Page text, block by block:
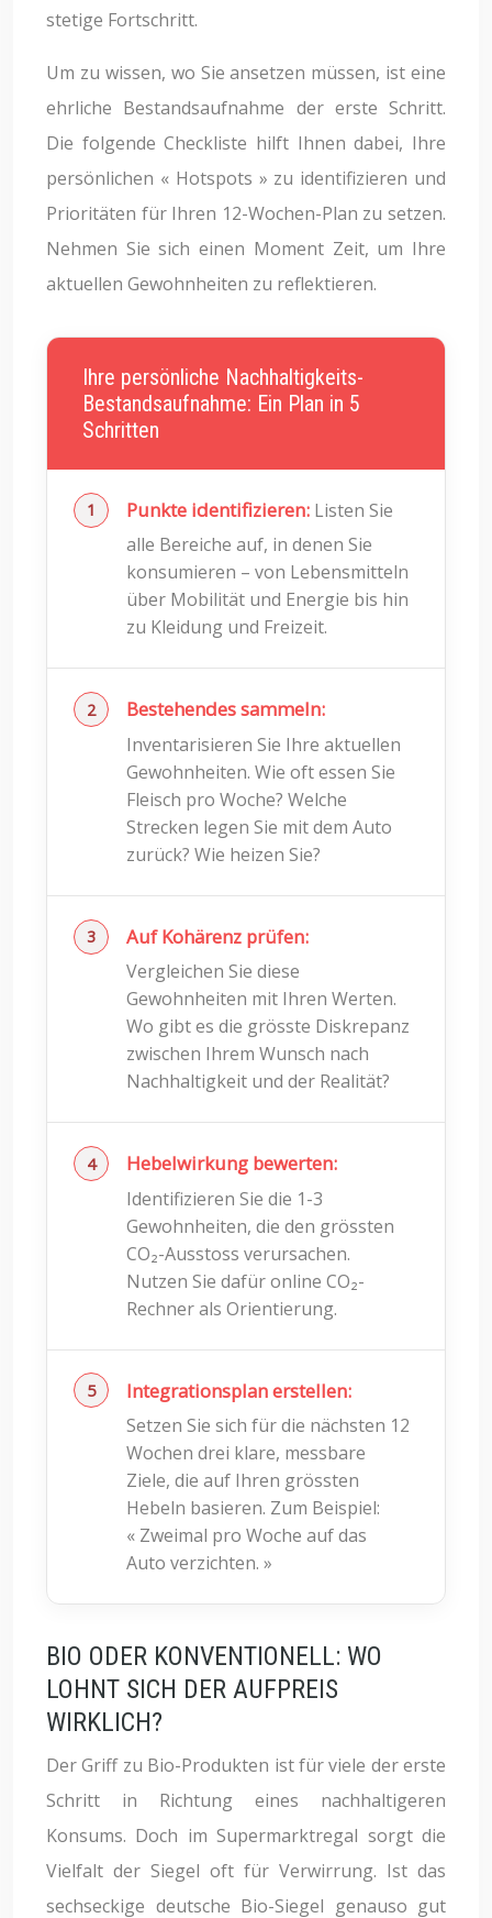
stetige Fortschritt.
Um zu wissen, wo Sie ansetzen müssen, ist eine
ehrliche Bestandsaufnahme der erste Schritt.
Die folgende Checkliste hilft Ihnen dabei, Ihre
persönlichen « Hotspots » zu identifizieren und
Prioritäten für Ihren 12-Wochen-Plan zu setzen.
Nehmen Sie sich einen Moment Zeit, um Ihre
aktuellen Gewohnheiten zu reflektieren.
Ihre persönliche Nachhaltigkeits-
Bestandsaufnahme: Ein Plan in 5
Schritten
Punkte identifizieren: Listen Sie
alle Bereiche auf, in denen Sie
konsumieren – von Lebensmitteln
über Mobilität und Energie bis hin
zu Kleidung und Freizeit.
Bestehendes sammeln:
Inventarisieren Sie Ihre aktuellen
Gewohnheiten. Wie oft essen Sie
Fleisch pro Woche? Welche
Strecken legen Sie mit dem Auto
zurück? Wie heizen Sie?
Auf Kohärenz prüfen:
Vergleichen Sie diese
Gewohnheiten mit Ihren Werten.
Wo gibt es die grösste Diskrepanz
zwischen Ihrem Wunsch nach
Nachhaltigkeit und der Realität?
Hebelwirkung bewerten:
Identifizieren Sie die 1-3
Gewohnheiten, die den grössten
CO₂-Ausstoss verursachen.
Nutzen Sie dafür online CO₂-
Rechner als Orientierung.
Integrationsplan erstellen:
Setzen Sie sich für die nächsten 12
Wochen drei klare, messbare
Ziele, die auf Ihren grössten
Hebeln basieren. Zum Beispiel:
« Zweimal pro Woche auf das
Auto verzichten. »
BIO ODER KONVENTIONELL: WO
LOHNT SICH DER AUFPREIS
WIRKLICH?
Der Griff zu Bio-Produkten ist für viele der erste
Schritt in Richtung eines nachhaltigeren
Konsums. Doch im Supermarktregal sorgt die
Vielfalt der Siegel oft für Verwirrung. Ist das
sechseckige deutsche Bio-Siegel genauso gut